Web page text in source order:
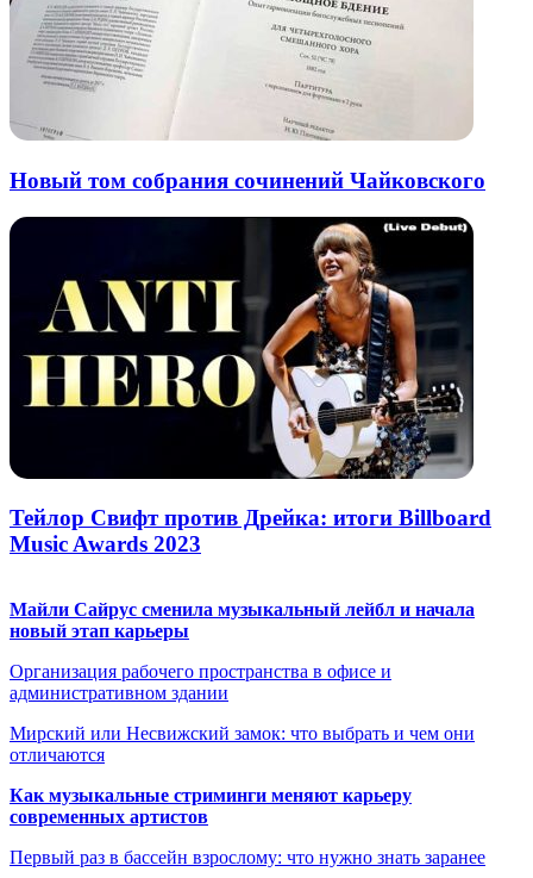
Новый том собрания сочинений Чайковского
Тейлор Свифт против Дрейка: итоги Billboard
Music Awards 2023
Майли Сайрус сменила музыкальный лейбл и начала
новый этап карьеры
Организация рабочего пространства в офисе и
административном здании
Мирский или Несвижский замок: что выбрать и чем они
отличаются
Как музыкальные стриминги меняют карьеру
современных артистов
Первый раз в бассейн взрослому: что нужно знать заранее